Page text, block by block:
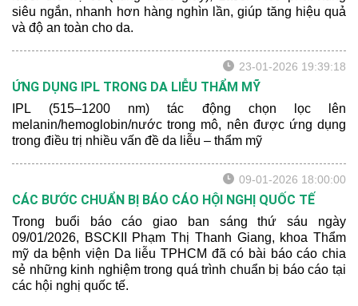
siêu ngắn, nhanh hơn hàng nghìn lần, giúp tăng hiệu quả
và độ an toàn cho da.
23-01-2026 19:39:18
ỨNG DỤNG IPL TRONG DA LIỄU THẨM MỸ
IPL (515–1200 nm) tác động chọn lọc lên
melanin/hemoglobin/nước trong mô, nên được ứng dụng
trong điều trị nhiều vấn đề da liễu – thẩm mỹ
09-01-2026 18:00:00
CÁC BƯỚC CHUẨN BỊ BÁO CÁO HỘI NGHỊ QUỐC TẾ
Trong buổi báo cáo giao ban sáng thứ sáu ngày
09/01/2026, BSCKII Phạm Thị Thanh Giang, khoa Thẩm
mỹ da bệnh viện Da liễu TPHCM đã có bài báo cáo chia
sẻ những kinh nghiệm trong quá trình chuẩn bị báo cáo tại
các hội nghị quốc tế.